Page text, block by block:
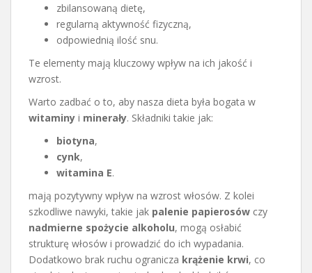
zbilansowaną dietę,
regularną aktywność fizyczną,
odpowiednią ilość snu.
Te elementy mają kluczowy wpływ na ich jakość i
wzrost.
Warto zadbać o to, aby nasza dieta była bogata w
witaminy i minerały. Składniki takie jak:
biotyna,
cynk,
witamina E.
mają pozytywny wpływ na wzrost włosów. Z kolei
szkodliwe nawyki, takie jak palenie papierosów czy
nadmierne spożycie alkoholu, mogą osłabić
strukturę włosów i prowadzić do ich wypadania.
Dodatkowo brak ruchu ogranicza krążenie krwi, co